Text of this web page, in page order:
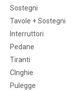
Sostegni
Tavole + Sostegni
Interruttori
Pedane
Tiranti
CInghie
Pulegge